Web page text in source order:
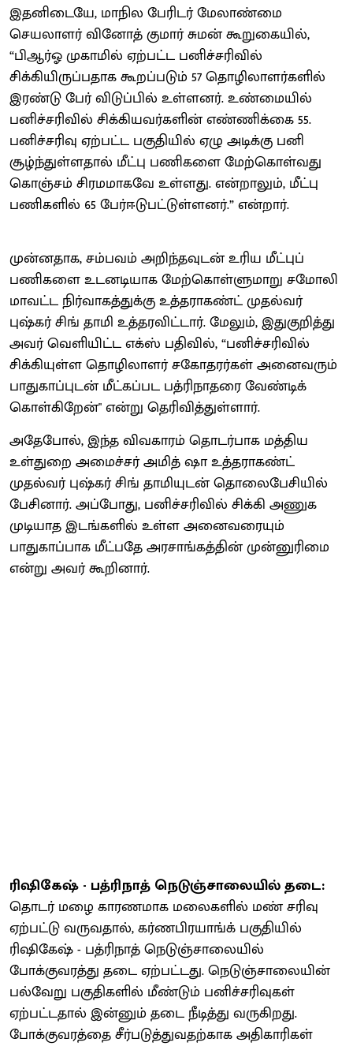
இதனிடையே, மாநில பேரிடர் மேலாண்மை
செயலாளர் வினோத் குமார் சுமன் கூறுகையில்,
“பிஆர்ஓ முகாமில் ஏற்பட்ட பனிச்சரிவில்
சிக்கியிருப்பதாக கூறப்படும் 57 தொழிலாளர்களில்
இரண்டு பேர் விடுப்பில் உள்ளனர். உண்மையில்
பனிச்சரிவில் சிக்கியவர்களின் எண்ணிக்கை 55.
பனிச்சரிவு ஏற்பட்ட பகுதியில் ஏழு அடிக்கு பனி
சூழ்ந்துள்ளதால் மீட்பு பணிகளை மேற்கொள்வது
கொஞ்சம் சிரமமாகவே உள்ளது. என்றாலும், மீட்பு
பணிகளில் 65 பேர்ஈடுபட்டுள்ளனர்.” என்றார்.
முன்னதாக, சம்பவம் அறிந்தவுடன் உரிய மீட்புப்
பணிகளை உடனடியாக மேற்கொள்ளுமாறு சமோலி
மாவட்ட நிர்வாகத்துக்கு உத்தராகண்ட் முதல்வர்
புஷ்கர் சிங் தாமி உத்தரவிட்டார். மேலும், இதுகுறித்து
அவர் வெளியிட்ட எக்ஸ் பதிவில், “பனிச்சரிவில்
சிக்கியுள்ள தொழிலாளர் சகோதரர்கள் அனைவரும்
பாதுகாப்புடன் மீட்கப்பட பத்ரிநாதரை வேண்டிக்
கொள்கிறேன்" என்று தெரிவித்துள்ளார்.
அதேபோல், இந்த விவகாரம் தொடர்பாக மத்திய
உள்துறை அமைச்சர் அமித் ஷா உத்தராகண்ட்
முதல்வர் புஷ்கர் சிங் தாமியுடன் தொலைபேசியில்
பேசினார். அப்போது, பனிச்சரிவில் சிக்கி அணுக
முடியாத இடங்களில் உள்ள அனைவரையும்
பாதுகாப்பாக மீட்பதே அரசாங்கத்தின் முன்னுரிமை
என்று அவர் கூறினார்.
ரிஷிகேஷ் - பத்ரிநாத் நெடுஞ்சாலையில் தடை:
தொடர் மழை காரணமாக மலைகளில் மண் சரிவு
ஏற்பட்டு வருவதால், கர்ணபிரயாங்க் பகுதியில்
ரிஷிகேஷ் - பத்ரிநாத் நெடுஞ்சாலையில்
போக்குவரத்து தடை ஏற்பட்டது. நெடுஞ்சாலையின்
பல்வேறு பகுதிகளில் மீண்டும் பனிச்சரிவுகள்
ஏற்பட்டதால் இன்னும் தடை நீடித்து வருகிறது.
போக்குவரத்தை சீர்படுத்துவதற்காக அதிகாரிகள்